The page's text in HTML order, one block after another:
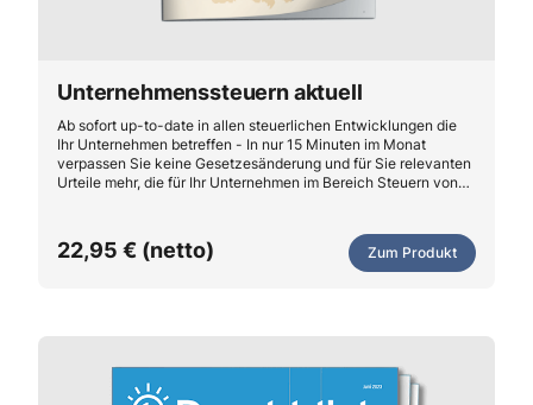
Unternehmenssteuern aktuell
Ab sofort up-to-date in allen steuerlichen Entwicklungen die
Ihr Unternehmen betreffen - In nur 15 Minuten im Monat
verpassen Sie keine Gesetzesänderung und für Sie relevanten
Urteile mehr, die für Ihr Unternehmen im Bereich Steuern von
22,95 € (netto) Zum Produkt